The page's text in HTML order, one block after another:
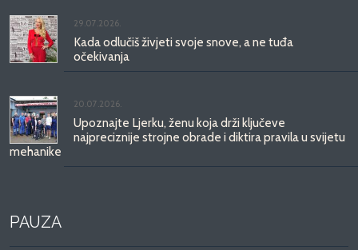
29.07.2026.
Kada odlučiš živjeti svoje snove, a ne tuđa
očekivanja
20.07.2026.
Upoznajte Ljerku, ženu koja drži ključeve
najpreciznije strojne obrade i diktira pravila u svijetu
mehanike
PAUZA